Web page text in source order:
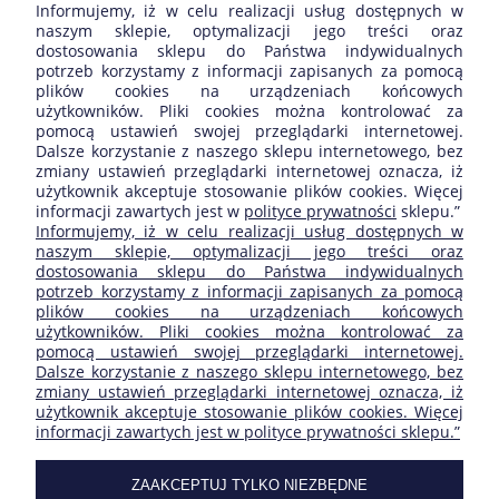
Opinie o produkcie (0)
Wyświetlane są wszystkie opinie (pozytywne i negatywne). Nie
weryfikujemy, czy pochodzą one od klientów, którzy kupili dany
produkt.
ZAKUPY
POMOC
MOJE KONTO
INFORMACJE
SKLEP FIRMY:
Informujemy, iż w celu realizacji usług dostępnych w
naszym sklepie, optymalizacji jego treści oraz
dostosowania sklepu do Państwa indywidualnych
potrzeb korzystamy z informacji zapisanych za pomocą
plików cookies na urządzeniach końcowych
użytkowników. Pliki cookies można kontrolować za
pomocą ustawień swojej przeglądarki internetowej.
Dalsze korzystanie z naszego sklepu internetowego, bez
zmiany ustawień przeglądarki internetowej oznacza, iż
użytkownik akceptuje stosowanie plików cookies. Więcej
informacji zawartych jest w polityce prywatności sklepu.”
Informujemy, iż w celu realizacji usług dostępnych w
naszym sklepie, optymalizacji jego treści oraz
dostosowania sklepu do Państwa indywidualnych
potrzeb korzystamy z informacji zapisanych za pomocą
plików cookies na urządzeniach końcowych
użytkowników. Pliki cookies można kontrolować za
pomocą ustawień swojej przeglądarki internetowej.
Dalsze korzystanie z naszego sklepu internetowego, bez
zmiany ustawień przeglądarki internetowej oznacza, iż
użytkownik akceptuje stosowanie plików cookies. Więcej
informacji zawartych jest w polityce prywatności sklepu.”
ZAAKCEPTUJ TYLKO NIEZBĘDNE